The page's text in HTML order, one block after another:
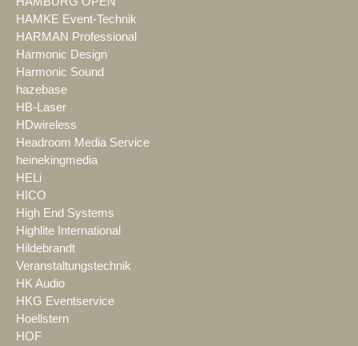
HAMKE Event-Technik
HARMAN Professional
Harmonic Design
Harmonic Sound
hazebase
HB-Laser
HDwireless
Headroom Media Service
heinekingmedia
HELi
HICO
High End Systems
Highlite International
Hildebrandt
Veranstaltungstechnik
HK Audio
HKG Eventservice
Hoellstern
HOF